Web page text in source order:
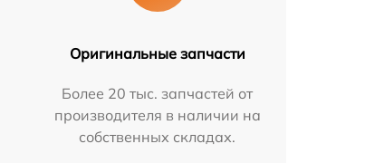
Оригинальные запчасти
Более 20 тыс. запчастей от
производителя в наличии на
собственных складах.